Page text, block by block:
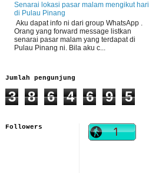
Senarai lokasi pasar malam mengikut hari
di Pulau Pinang
Aku dapat info ni dari group WhatsApp .
Orang yang forward message listkan
senarai pasar malam yang terdapat di
Pulau Pinang ni. Bila aku c...
Jumlah pengunjung
3 8 6 4 6 9 5
Followers